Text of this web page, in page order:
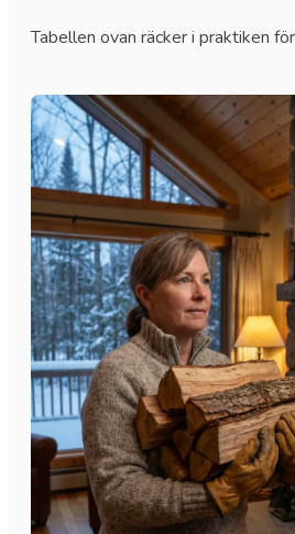
Tabellen ovan räcker i praktiken